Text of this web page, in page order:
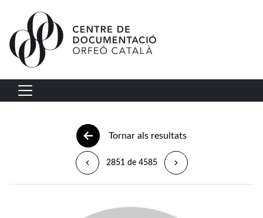
Vés al contingut
Navegació principal
Tornar als resultats
2851 de 4585